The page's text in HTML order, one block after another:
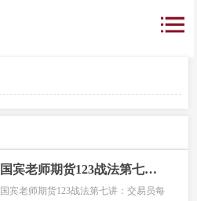
国宾老师期货123战法第七讲:交易员每天看什么?干什么?
国宾老师期货123战法第七讲：交易员每